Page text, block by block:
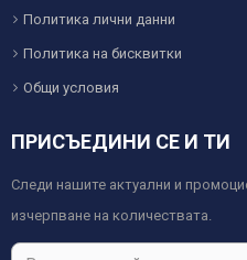
Политика лични данни
Политика на бисквитки
Общи условия
ПРИСЪЕДИНИ СЕ И ТИ
Следи нашите актуални и
изчерпване на количествата.